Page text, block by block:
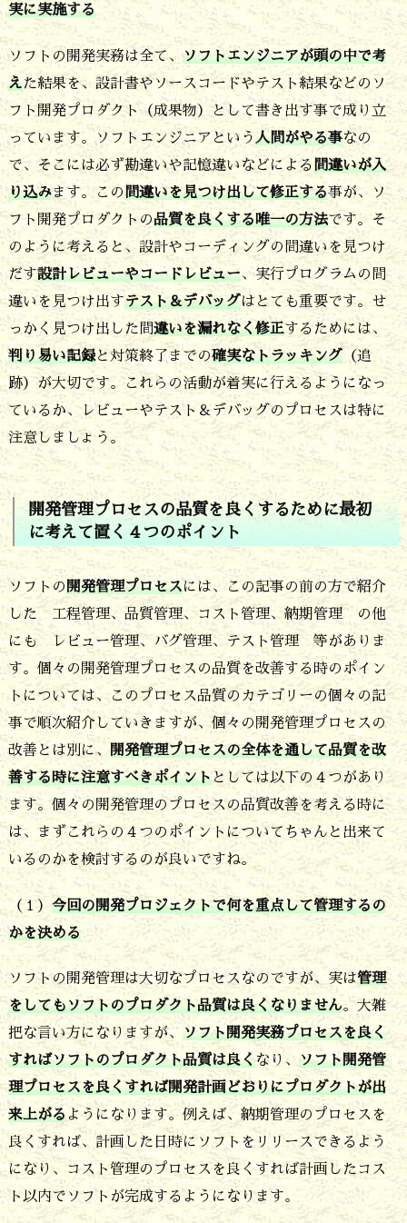
ス
の
品
質
改
善
の
進
め
方
は
色々
で
す
実に実施する
ソフトの開発実務は全て、ソフトエンジニアが頭の中で考
えた結果を、設計書やソースコードやテスト結果などのソ
フト開発プロダクト（成果物）として書き出す事で成り立
っています。ソフトエンジニアという人間がやる事なの
で、そこには必ず勘違いや記憶違いなどによる間違いが入
り込みます。この間違いを見つけ出して修正する事が、ソ
フト開発プロダクトの品質を良くする唯一の方法です。そ
のように考えると、設計やコーディングの間違いを見つけ
だす設計レビューやコードレビュー、実行プログラムの間
違いを見つけ出すテスト＆デバッグはとても重要です。せ
っかく見つけ出した間違いを漏れなく修正するためには、
判り易い記録と対策終了までの確実なトラッキング （追
跡）が大切です。これらの活動が着実に行えるようになっ
ているか、レビューやテスト＆デバッグのプロセスは特に
注意しましょう。
開発管理プロセスの品質を良くするために最初
に考えて置く４つのポイント
ソフトの開発管理プロセスには、この記事の前の方で紹介
した 工程管理、品質管理、コスト管理、納期管理 の他
にも レビュー管理、バグ管理、テスト管理 等がありま
す。個々の開発管理プロセスの品質を改善する時のポイン
トについては、このプロセス品質のカテゴリーの個々の記
事で順次紹介していきますが、個々の開発管理プロセスの
改善とは別に、 開発管理プロセスの全体を通して品質を改
善する時に注意すべきポイントとしては以下の４つがあり
ます。個々の開発管理のプロセスの品質改善を考える時に
は、まずこれらの４つのポイントについてちゃんと出来て
いるのかを検討するのが良いですね。
（１） 今回の開発プロジェクトで何を重点して管理するの
かを決める
ソフトの開発管理は大切なプロセスなのですが、実は管理
をしてもソフトのプロダクト品質は良くなりません。大雑
把な言い方になりますが、 ソフト開発実務プロセスを良く
すればソフトのプロダクト品質は良くなり、 ソフト開発管
理プロセスを良くすれば開発計画どおりにプロダクトが出
来上がるようになります。例えば、納期管理のプロセスを
良くすれば、計画した日時にソフトをリリースできるよう
になり、コスト管理のプロセスを良くすれば計画したコス
ト以内でソフトが完成するようになります。